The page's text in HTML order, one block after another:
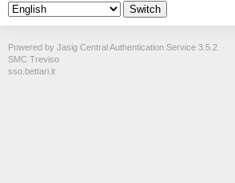
Powered by Jasig Central Authentication Service 3.5.2
SMC Treviso
sso.bettari.it